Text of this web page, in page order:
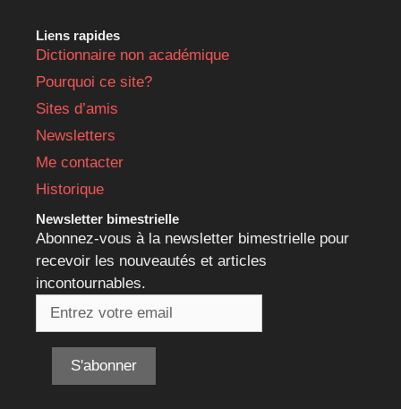
Liens rapides
Dictionnaire non académique
Pourquoi ce site?
Sites d’amis
Newsletters
Me contacter
Historique
Newsletter bimestrielle
Abonnez-vous à la newsletter bimestrielle pour
recevoir les nouveautés et articles
incontournables.